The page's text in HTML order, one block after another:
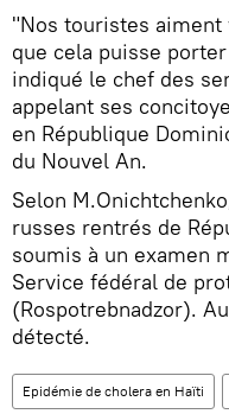
"Nos touristes aiment
que cela puisse
indiqué le chef des
appelant ses
en République
du Nouvel An.
Selon
russes rentrés de
soumis à un examen
Service fédéral de
(Rospotrebnadzor).
détecté.
Epidémie de cholera en Haïti